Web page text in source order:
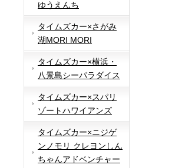
ゆうえんち
タイムズカー×さがみ
湖MORI MORI
タイムズカー×横浜・
八景島シーパラダイス
タイムズカー×スパリ
ゾートハワイアンズ
タイムズカー×ニジゲ
ンノモリ クレヨンしん
ちゃんアドベンチャー